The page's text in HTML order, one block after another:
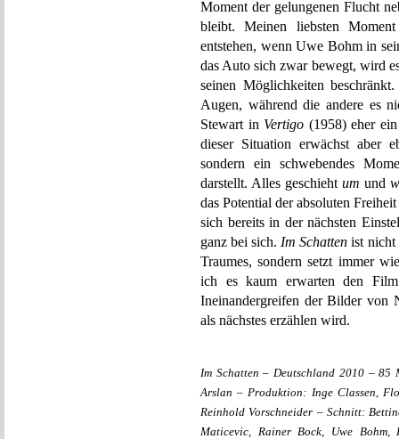
Moment der gelungenen Flucht
bleibt. Meinen liebsten
entstehen, wenn Uwe Bohm in
das Auto sich zwar bewegt, wird
seinen Möglichkeiten
Augen, während die andere es
Stewart in Vertigo (1958) eher
dieser Situation erwächst aber
sondern ein schwebendes
darstellt. Alles geschieht um und
das Potential der absoluten
sich bereits in der nächsten
ganz bei sich. Im Schatten ist nicht
Traumes, sondern setzt immer
ich es kaum erwarten den
Ineinandergreifen der Bilder von
als nächstes erzählen wird.
Im Schatten – Deutschland 2010 – 85
Arslan – Produktion: Inge Classen,
Reinhold Vorschneider – Schnitt:
Maticevic, Rainer Bock, Uwe